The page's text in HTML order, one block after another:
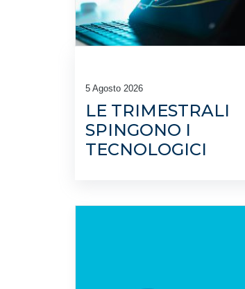
5 Agosto 2026
LE TRIMESTRALI
SPINGONO I
TECNOLOGICI